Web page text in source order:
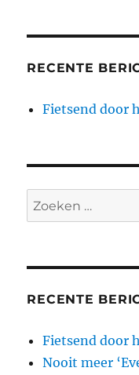
RECENTE
Fietsend door
Zoeken
naar:
RECENTE
Fietsend door
Nooit meer